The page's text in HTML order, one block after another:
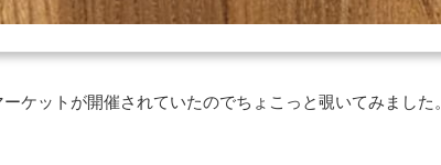
ケットが開催されていたのでちょこっと覗いてみました。